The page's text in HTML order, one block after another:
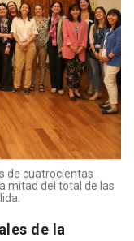
de cuatrocientas
mitad del total de las
de la